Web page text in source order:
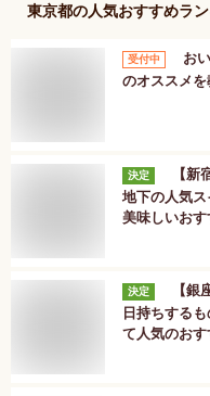
東京都の人気おすすめラ
受付中
お
のオススメを
決定
【
地下の人気
美味しいおす
決定
【銀
日持ちする
て人気のおす